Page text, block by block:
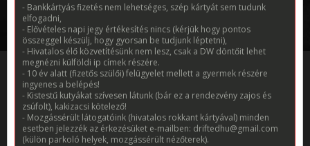
- Bankkártyás fizetés nem lehetséges, szép kártyát sem tudunk
elfogadni,
- Elővételes napi jegy értékesítés nincs (kérjük hogy pontos
összeggel készülj, hogy gyorsan be tudjunk léptetni),
- Hivatalos élő közvetítésünk nem lesz, csak a DW döntőit lehet
megnézni külföldi ip címek részére.
- 10 év alatt (fizetős szülői) felügyelet mellett a gyermek részére
ingyenes a belépés!
- Kistestű kutyákat szívesen látunk (bár ez a rendezvény zajos és
zsúfolt), kakizacsi kötelező!
- Mozgássérült látogatóink (hivatalos rokkant kártyával) minden
esetben jelezzék az érkezésüket e-mailben: driftedhu@gmail.com
(külön parkoló helyek, mozgássérült nézőterek).